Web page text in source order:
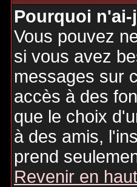
Pourquoi
Vous pouvez
si vous avez
messages sur
accès à des
que le choix
à des amis,
prend
Revenir en